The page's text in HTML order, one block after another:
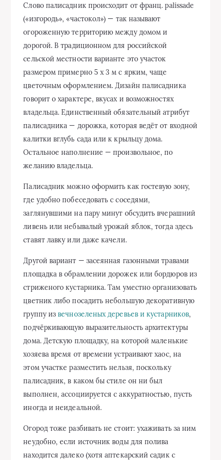
Слово палисадник происходит от франц. palissade
(«изгородь», «частокол») — так называют
огороженную территорию между домом и
дорогой. В традиционном для российской
сельской местности варианте это участок
размером примерно 5 х 3 м с ярким, чаще
цветочным оформлением. Дизайн палисадника
говорит о характере, вкусах и возможностях
владельца. Единственный обязательный атрибут
палисадника — дорожка, которая ведёт от входной
калитки вглубь сада или к крыльцу дома.
Остальное наполнение — произвольное, по
желанию владельца.
Палисадник можно оформить как гостевую зону,
где удобно побеседовать с соседями,
заглянувшими на пару минут обсудить вчерашний
ливень или небывалый урожай яблок, тогда здесь
ставят лавку или даже качели.
Другой вариант — засеянная газонными травами
площадка в обрамлении дорожек или бордюров из
стриженого кустарника. Там уместно организовать
цветник либо посадить небольшую декоративную
группу извечнозеленых деревьев и кустарников,
подчёркивающую выразительность архитектуры
дома. Детскую площадку, на которой маленькие
хозяева время от времени устраивают хаос, на
этом участке разместить нельзя, поскольку
палисадник, в каком бы стиле он ни был
выполнен, ассоциируется с аккуратностью, пусть
иногда и неидеальной.
Огород тоже разбивать не стоит: ухаживать за ним
неудобно, если источник воды для полива
находится далеко (хотя аптекарский садик с